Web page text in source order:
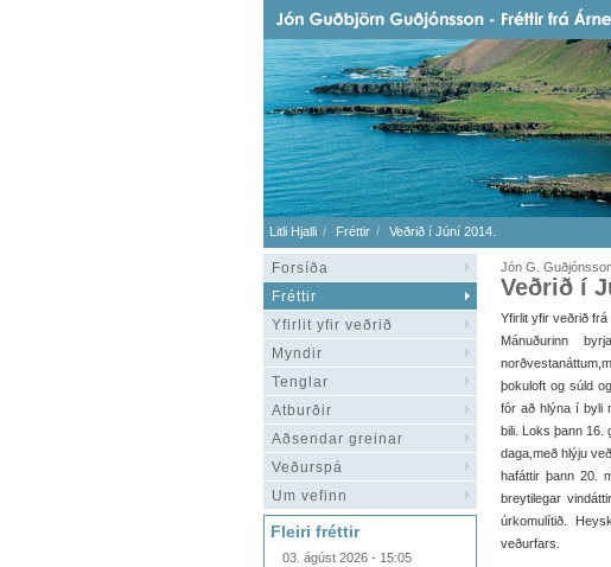
Litli Hjalli Fréttir Veðrið í Júní 2014.
Forsíða
Fréttir
Yfirlit yfir veðrið
Myndir
Tenglar
Atburðir
Aðsendar greinar
Veðurspá
Um vefinn
Fleiri fréttir
03. ágúst 2026 - 15:05
Jón G.
Veðrið í
Yfirlit yfir veðrið frá
Mánuðurinn
þokuloft og súld
fór að hlýna í byli
bili. Loks þann 16.
daga,með hlýju
hafáttir þann 20.
breytilegar
úrkomulítið.
veðurfars.